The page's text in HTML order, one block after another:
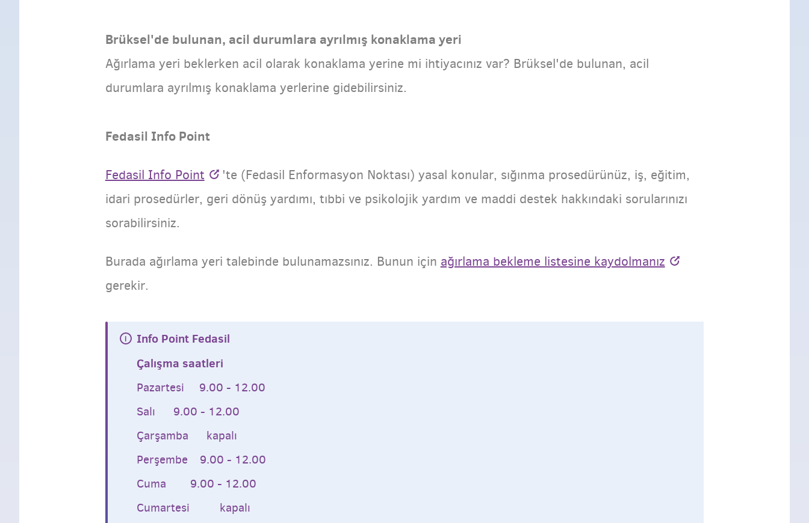
Brüksel'de bulunan, acil durumlara ayrılmış konaklama yeri
Ağırlama yeri beklerken acil olarak konaklama yerine mi ihtiyacınız var? Brüksel'de bulunan, acil
durumlara ayrılmış konaklama yerlerine gidebilirsiniz.
Fedasil Info Point
Fedasil Info Point 'te (Fedasil Enformasyon Noktası) yasal konular, sığınma prosedürünüz, iş, eğitim,
idari prosedürler, geri dönüş yardımı, tıbbi ve psikolojik yardım ve maddi destek hakkındaki sorularınızı
sorabilirsiniz.
Burada ağırlama yeri talebinde bulunamazsınız. Bunun için ağırlama bekleme listesine kaydolmanız
gerekir.
Info Point Fedasil
Çalışma saatleri
Pazartesi 9.00 - 12.00
Salı 9.00 - 12.00
Çarşamba kapalı
Perşembe 9.00 - 12.00
Cuma 9.00 - 12.00
Cumartesi kapalı